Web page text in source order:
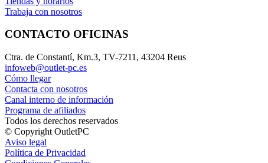
Trabaja con nosotros
CONTACTO OFICINAS
Ctra. de Constantí, Km.3, TV-7211, 43204 Reus
infoweb@outlet-pc.es
Cómo llegar
Contacta con nosotros
Canal interno de información
Programa de afiliados
Todos los derechos reservados
© Copyright OutletPC
Aviso legal
Política de Privacidad